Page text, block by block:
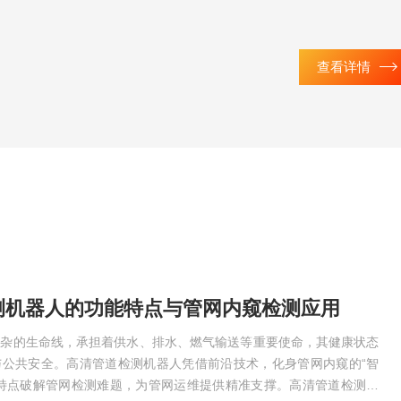
查看详情
器人的功能特点与管网内窥检测应用
的生命线，承担着供水、排水、燃气输送等重要使命，其健康状态
共安全。高清管道检测机器人凭借前沿技术，化身管网内窥的“智
点破解管网检测难题，为管网运维提供精准支撑。高清管道检测机